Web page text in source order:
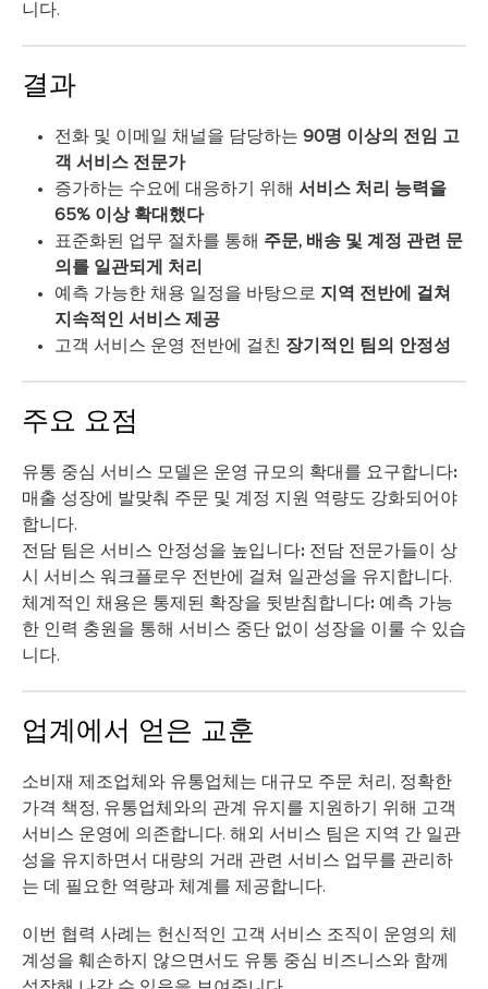
니다.
결과
전화 및 이메일 채널을 담당하는 90명 이상의 전임 고
객 서비스 전문가
증가하는 수요에 대응하기 위해 서비스 처리 능력을
65% 이상 확대했다
표준화된 업무 절차를 통해 주문, 배송 및 계정 관련 문
의를 일관되게 처리
예측 가능한 채용 일정을 바탕으로 지역 전반에 걸쳐
지속적인 서비스 제공
고객 서비스 운영 전반에 걸친 장기적인 팀의 안정성
주요 요점
유통 중심 서비스 모델은 운영 규모의 확대를 요구합니다:
매출 성장에 발맞춰 주문 및 계정 지원 역량도 강화되어야
합니다.
전담 팀은 서비스 안정성을 높입니다: 전담 전문가들이 상
시 서비스 워크플로우 전반에 걸쳐 일관성을 유지합니다.
체계적인 채용은 통제된 확장을 뒷받침합니다: 예측 가능
한 인력 충원을 통해 서비스 중단 없이 성장을 이룰 수 있습
니다.
업계에서 얻은 교훈
소비재 제조업체와 유통업체는 대규모 주문 처리, 정확한
가격 책정, 유통업체와의 관계 유지를 지원하기 위해 고객
서비스 운영에 의존합니다. 해외 서비스 팀은 지역 간 일관
성을 유지하면서 대량의 거래 관련 서비스 업무를 관리하
는 데 필요한 역량과 체계를 제공합니다.
이번 협력 사례는 헌신적인 고객 서비스 조직이 운영의 체
계성을 훼손하지 않으면서도 유통 중심 비즈니스와 함께